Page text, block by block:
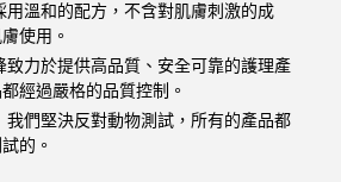
用溫和的配方，不含對肌膚刺激的成
使用。
致力於提供高品質、安全可靠的護理產
經過嚴格的品質控制。
我們堅決反對動物測試，所有的產品都
的。